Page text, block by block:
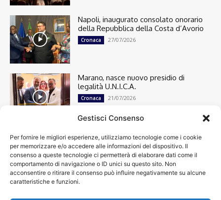
Gestisci Consenso
Per fornire le migliori esperienze, utilizziamo tecnologie come i cookie
per memorizzare e/o accedere alle informazioni del dispositivo. Il
consenso a queste tecnologie ci permetterà di elaborare dati come il
comportamento di navigazione o ID unici su questo sito. Non
acconsentire o ritirare il consenso può influire negativamente su alcune
caratteristiche e funzioni.
Napoli, inaugurato consolato onorario
della Repubblica della Costa d’Avorio
Cronaca 27/07/2026
Marano, nasce nuovo presidio di
legalità U.N.I.C.A.
Cronaca 21/07/2026
Cronaca
13503
Attualità
7306
top
News
4209
Cultura